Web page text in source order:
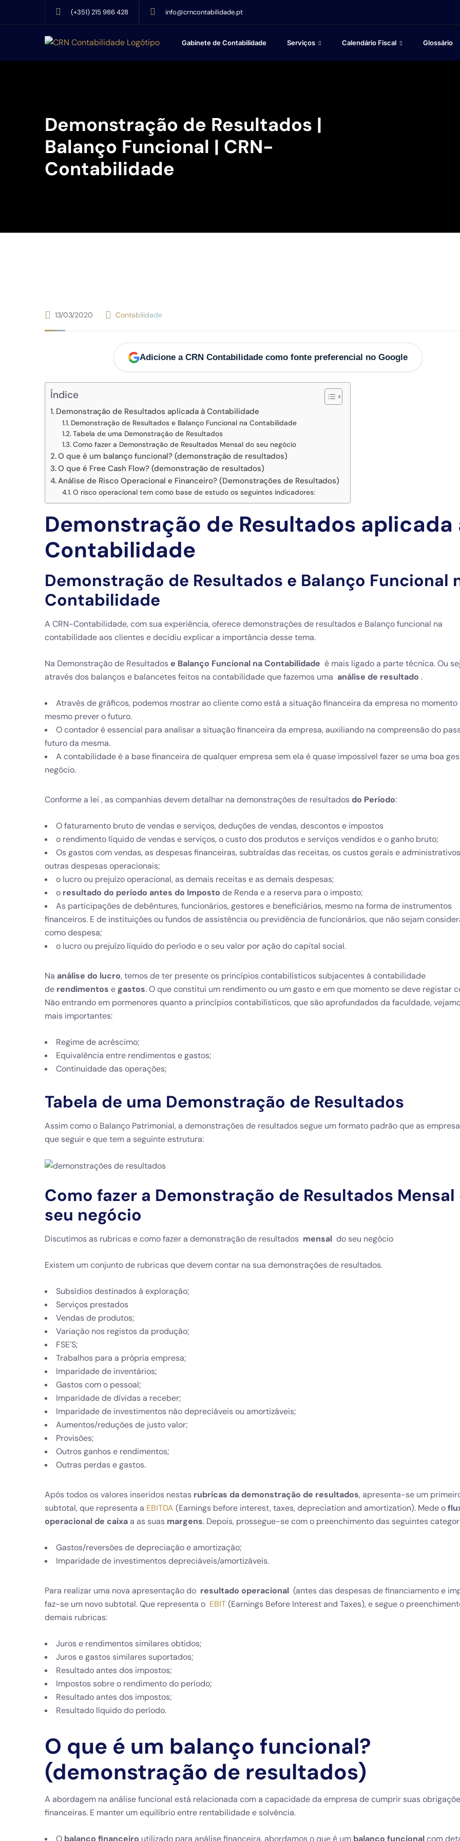
(+351) 215 986 428 info@crncontabilidade.pt
Gabinete de Contabilidade Serviços Calendário Fiscal Glossário
Demonstração de Resultados |
Balanço Funcional | CRN-
Contabilidade
13/03/2020 Contabilidade
Adicione a CRN Contabilidade como fonte preferencial no Google
Índice
Demonstração de Resultados aplicada à Contabilidade
Demonstração de Resultados e Balanço Funcional na Contabilidade
Tabela de uma Demonstração de Resultados
Como fazer a Demonstração de Resultados Mensal do seu negócio
O que é um balanço funcional? (demonstração de resultados)
O que é Free Cash Flow? (demonstração de resultados)
Análise de Risco Operacional e Financeiro? (Demonstrações de Resultados)
O risco operacional tem como base de estudo os seguintes indicadores:
Demonstração de Resultados aplicada
Contabilidade
Demonstração de Resultados e Balanço Funcional
Contabilidade
A CRN-Contabilidade, com sua experiência, oferecedemonstrações de resultados e Balanço funcional na
contabilidade aos clientes e decidiu explicar a importância desse tema.
Na Demonstração de Resultados e Balanço Funcional na Contabilidade é mais ligado a parte técnica. Ou
através dos balanços e balancetes feitos na contabilidade que fazemos uma análise de resultado .
Através de gráficos, podemos mostrar ao cliente como está a situação financeira da empresa no momento
mesmo prever o futuro.
O contador é essencial para analisar a situação financeira da empresa, auxiliando na compreensão do
futuro da mesma.
A contabilidade é a base financeira de qualquer empresa sem ela é quase impossível fazer se uma boa
negócio.
Conforme a lei , as companhias devem detalhar na demonstrações de resultados do Período:
O faturamento bruto de vendas e serviços, deduções de vendas, descontos e impostos
o rendimento líquido de vendas e serviços, o custo dos produtos e serviços vendidos e o ganho bruto;
Os gastos com vendas, as despesas financeiras, subtraídas das receitas, os custos gerais e
outras despesas operacionais;
o lucro ou prejuízo operacional, as demais receitas e as demais despesas;
o resultado do período antes do Imposto de Renda e a reserva para o imposto;
As participações de debêntures, funcionários, gestores e beneficiários, mesmo na forma de instrumentos
financeiros. E de instituições ou fundos de assistência ou previdência de funcionários, que não sejam
como despesa;
o lucro ou prejuízo líquido do período e o seu valor por ação do capital social.
Na análise do lucro, temos de ter presente os princípios contabilísticos subjacentes à contabilidade
de rendimentos e gastos. O que constitui um rendimento ou um gasto e em que momento se deve registar
Não entrando em pormenores quanto a princípios contabilísticos, que são aprofundados da faculdade,
mais importantes:
Regime de acréscimo;
Equivalência entre rendimentos e gastos;
Continuidade das operações;
Tabela de uma Demonstração de Resultados
Assim como o Balanço Patrimonial, a demonstrações de resultados segue um formato padrão que as
que seguir e que tem a seguinte estrutura:
Como fazer a Demonstração de Resultados Mensal
seu negócio
Discutimos as rubricas e como fazer a demonstração de resultados mensal do seu negócio
Existem um conjunto de rubricas que devem contar na sua demonstrações de resultados.
Subsídios destinados à exploração;
Serviços prestados
Vendas de produtos;
Variação nos registos da produção;
FSE´S;
Trabalhos para a própria empresa;
Imparidade de inventários;
Gastos com o pessoal;
Imparidade de dívidas a receber;
Imparidade de investimentos não depreciáveis ou amortizáveis;
Aumentos/reduções de justo valor;
Provisões;
Outros ganhos e rendimentos;
Outras perdas e gastos.
Após todos os valores inseridos nestas rubricas da demonstração de resultados, apresenta-se um
subtotal, que representa a EBITDA (Earnings before interest, taxes, depreciation and amortization). Mede o
operacional de caixaa as suas margens. Depois, prossegue-se com o preenchimento das seguintes
Gastos/reversões de depreciação e amortização;
Imparidade de investimentos depreciáveis/amortizáveis.
Para realizar uma nova apresentação do resultado operacional (antes das despesas de financiamento e
faz-se um novo subtotal. Que representa o EBIT(Earnings Before Interest and Taxes), e segue o
demais rubricas:
Juros e rendimentos similares obtidos;
Juros e gastos similares suportados;
Resultado antes dos impostos;
Impostos sobre o rendimento do período;
Resultado antes dos impostos;
Resultado líquido do período.
O que é um balanço funcional?
(demonstração de resultados)
A abordagem na análise funcional está relacionada com a capacidade da empresa de cumprir suas
financeiras. E manter um equilíbrio entre rentabilidade e solvência.
O balanço financeiro utilizado para análise financeira, abordamos o que é um balanço funcionalcom